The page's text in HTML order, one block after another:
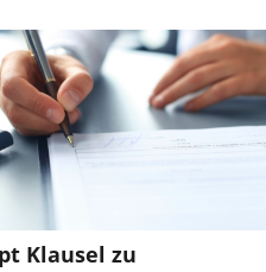
Klausel zu